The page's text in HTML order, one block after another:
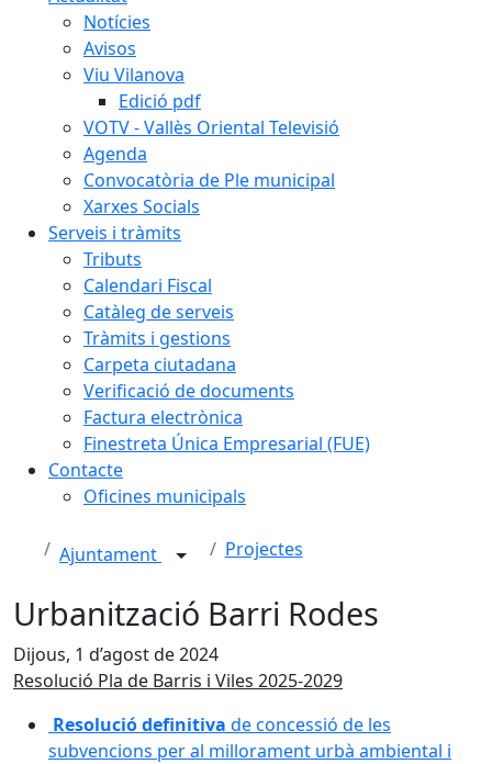
Notícies
Avisos
Viu Vilanova
Edició pdf
VOTV - Vallès Oriental Televisió
Agenda
Convocatòria de Ple municipal
Xarxes Socials
Serveis i tràmits
Tributs
Calendari Fiscal
Catàleg de serveis
Tràmits i gestions
Carpeta ciutadana
Verificació de documents
Factura electrònica
Finestreta Única Empresarial (FUE)
Contacte
Oficines municipals
Ajuntament Projectes
Urbanització Barri Rodes
Dijous, 1 d’agost de 2024
Resolució Pla de Barris i Viles 2025-2029
Resolució definitiva de concessió de les
subvencions per al millorament urbà ambiental i